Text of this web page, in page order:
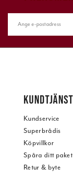
KUNDTJÄNST
Kundservice
Superbrådis
Köpvillkor
Spåra ditt paket
Retur & byte